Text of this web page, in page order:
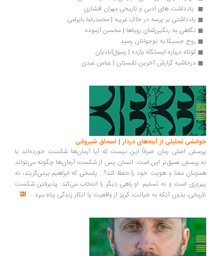
یادداشت ‌های ادبی و تاریخی مهران افشاری
یادداشتی بر پرسه در خاک غریبه | محمدرضا بایرامی
نگاهی به رنگین‌کمان رویاها | محسن آزموده
روح جسیکا به نوجوانان رسید
کوتاه درباره ایستگاه یازده | رسول‌آبادیان
درحاشیه گزارش آخرین تابستان | عباس عبدی
تحلیلی از آینه‌های دردار | اسحاق شیروانی
اصلی رمان صرفاً این نیست که آیا آرمان‌ها شکست خورده‌اند یا
عمیق‌تر این است: انسان پس از شکست آرمان‌ها چگونه می‌تواند
معنا و هویت خود را حفظ کند؟... پاسخی که ابراهیم برمی‌گزیند، نه
است و نه تسلیم. او راهی دیگر را انتخاب می‌کند: پذیرفتن شکست
بدون آنکه به خیانت، گریز از واقعیت یا انکار زندگی پناه ببرد...